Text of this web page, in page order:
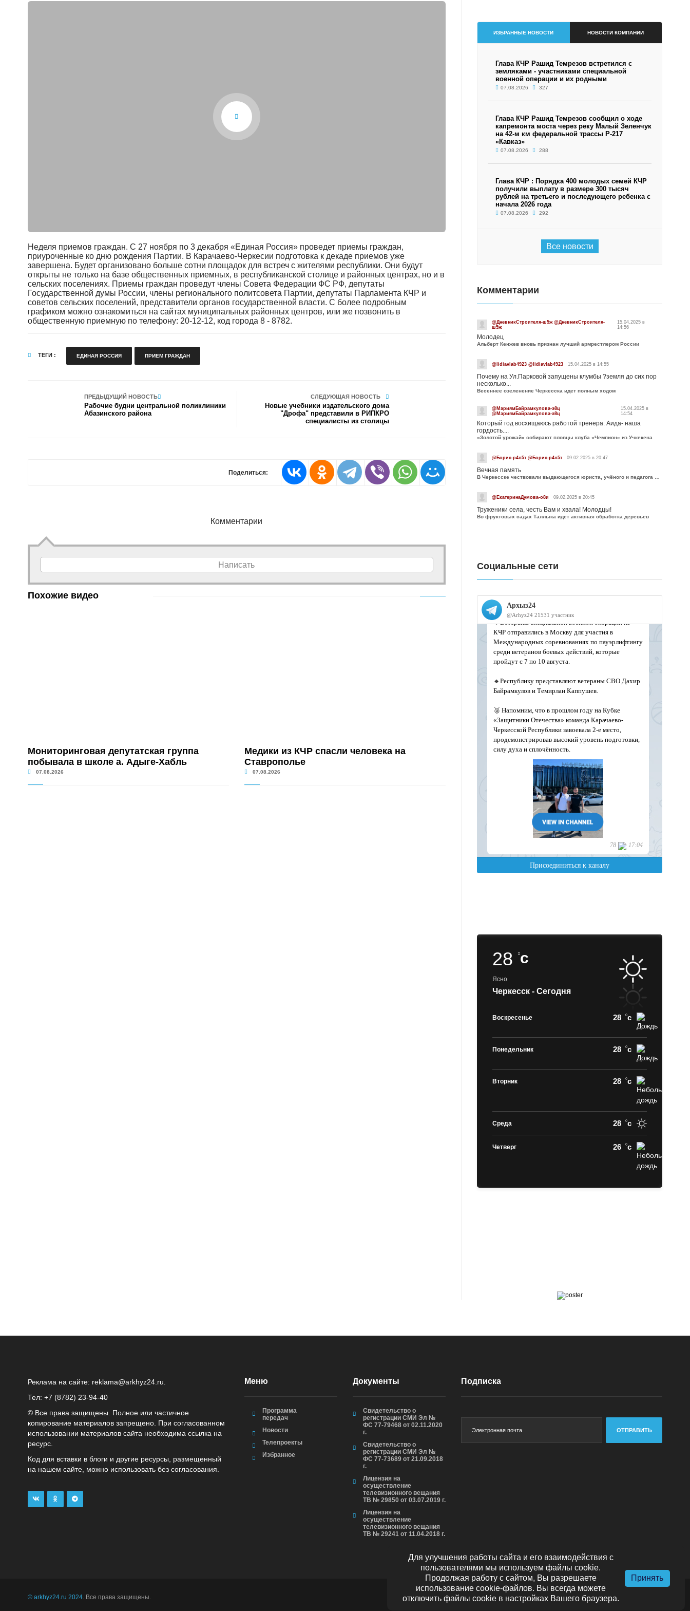
Неделя приемов граждан. С 27 ноября по 3 декабря «Единая Россия» проведет приемы граждан,
приуроченные ко дню рождения Партии. В Карачаево-Черкесии подготовка к декаде приемов уже
завершена. Будет организовано больше сотни площадок для встреч с жителями республики. Они будут
открыты не только на базе общественных приемных, в республиканской столице и районных центрах, но и в
сельских поселениях. Приемы граждан проведут члены Совета Федерации ФС РФ, депутаты
Государственной думы России, члены регионального политсовета Партии, депутаты Парламента КЧР и
советов сельских поселений, представители органов государственной власти. С более подробным
графиком можно ознакомиться на сайтах муниципальных районных центров, или же позвонить в
общественную приемную по телефону: 20-12-12, код города 8 - 8782.
ТЕГИ : ЕДИНАЯ РОССИЯ ПРИЕМ ГРАЖДАН
ПРЕДЫДУЩИЙ НОВОСТЬ
Рабочие будни центральной поликлиники
Абазинского района
СЛЕДУЮЩАЯ НОВОСТЬ
Новые учебники издательского дома
"Дрофа" представили в РИПКРО
специалисты из столицы
Поделиться:
Комментарии
Написать
Похожие видео
Мониторинговая депутатская группа
побывала в школе а. Адыге-Хабль
07.08.2026
Медики из КЧР спасли человека на
Ставрополье
07.08.2026
ИЗБРАННЫЕ НОВОСТИ НОВОСТИ КОМПАНИИ
Глава КЧР Рашид Темрезов встретился с
земляками - участниками специальной
военной операции и их родными
07.08.2026 327
Глава КЧР Рашид Темрезов сообщил о ходе
капремонта моста через реку Малый Зеленчук
на 42-м км федеральной трассы Р-217
«Кавказ»
07.08.2026 288
Глава КЧР : Порядка 400 молодых семей КЧР
получили выплату в размере 300 тысяч
рублей на третьего и последующего ребенка с
начала 2026 года
07.08.2026 292
Все новости
Комментарии
@ДневникСтроителя-ш5ж @ДневникСтроителя-
ш5ж
15.04.2025 в
14:56
Молодец
Альберт Кенжев вновь признан лучший армрестлером России
@lidiavlab4923 @lidiavlab4923 15.04.2025 в 14:55
Почему на Ул.Парковой запущены клумбы ?земля до сих пор
несколько...
Весеннее озеленение Черкесска идет полным ходом
@МариямБайрамкулова-э8ц
@МариямБайрамкулова-э8ц
15.04.2025 в
14:54
Который год восхищаюсь работой тренера. Аида- наша
гордость....
«Золотой урожай» собирают пловцы клуба «Чемпион» из Учкекена
@Борис-р4л5т @Борис-р4л5т 09.02.2025 в 20:47
Вечная память
@ЕкатеринаДумова-о8и 09.02.2025 в 20:45
Труженики села, честь Вам и хвала! Молодцы!
Во фруктовых садах Таллыка идет активная обработка деревьев
Социальные сети
28c
Ясно
Черкесск - Сегодня
Воскресенье 28 c
Понедельник 28 c
Вторник 28 c
Среда 28 c
Четверг 26 c
Реклама на сайте: reklama@arkhyz24.ru
Тел: +7 (8782) 23‑94‑40
© Все права защищены. Полное или частичное
копирование материалов запрещено. При согласованном
использовании материалов сайта необходима ссылка на
ресурс.
Код для вставки в блоги и другие ресурсы, размещенный
на нашем сайте, можно использовать без согласования.
Меню
Программа
передач
Новости
Телепроекты
Избранное
Документы
Свидетельство о
регистрации СМИ Эл №
ФС 77-79468 от 02.11.2020
г.
Свидетельство о
регистрации СМИ Эл №
ФС 77-73689 от 21.09.2018
г.
Лицензия на
осуществление
телевизионного вещания
ТВ № 29850 от 03.07.2019 г.
Лицензия на
осуществление
телевизионного вещания
ТВ № 29241 от 11.04.2018 г.
Подписка
ОТПРАВИТЬ
© arkhyz24.ru 2024. Все права защищены.
Для улучшения работы сайта и его взаимодействия с
пользователями мы используем файлы cookie.
Продолжая работу с сайтом, Вы разрешаете
использование cookie-файлов. Вы всегда можете
отключить файлы cookie в настройках Вашего браузера.
Принять